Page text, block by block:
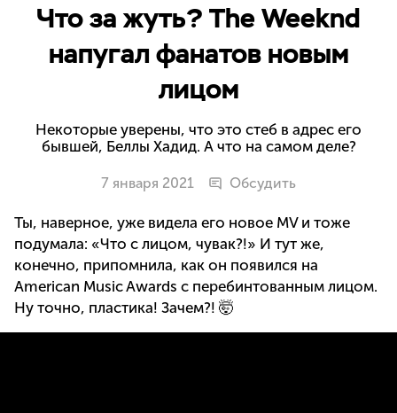
Что за жуть? The Weeknd
напугал фанатов новым
лицом
Некоторые уверены, что это стеб в адрес его
бывшей, Беллы Хадид. А что на самом деле?
7 января 2021 Обсудить
Ты, наверное, уже видела его новое MV и тоже
подумала: «Что с лицом, чувак?!» И тут же,
конечно, припомнила, как он появился на
American Music Awards с перебинтованным лицом.
Ну точно, пластика! Зачем?! 🤯